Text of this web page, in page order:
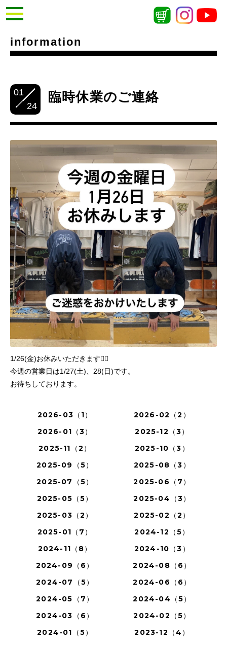
information
01
24
臨時休業のご連絡
1/26(金)お休みいただきます🙇‍♀️
今週の営業日は1/27(土)、28(日)です。
お待ちしております。
2026-03（1）
2026-02（2）
2026-01（3）
2025-12（3）
2025-11（2）
2025-10（3）
2025-09（5）
2025-08（3）
2025-07（5）
2025-06（7）
2025-05（5）
2025-04（3）
2025-03（2）
2025-02（2）
2025-01（7）
2024-12（5）
2024-11（8）
2024-10（3）
2024-09（6）
2024-08（6）
2024-07（5）
2024-06（6）
2024-05（7）
2024-04（5）
2024-03（6）
2024-02（5）
2024-01（5）
2023-12（4）